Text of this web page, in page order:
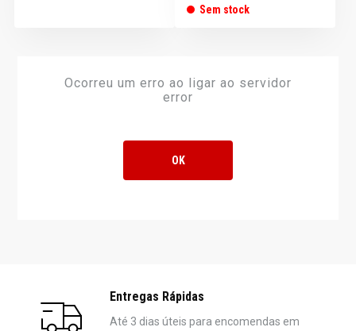
Sem stock
Entregas Rápidas
Até 3 dias úteis para encomendas em
Ocorreu um erro ao ligar ao servidor
error
OK
Ocorreu um erro ao ligar ao servidor
error
OK